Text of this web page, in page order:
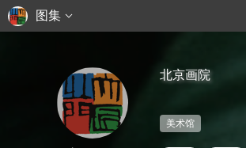
图集
北京画院
美术馆